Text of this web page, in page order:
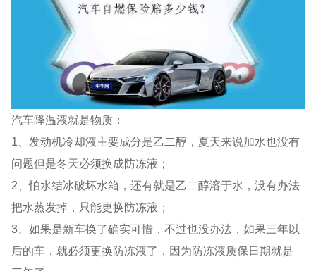
汽车降温液就是物质：
1、发动机冷却液主要成分是乙二醇，夏天来说加水也没有
问题但是冬天必须换成防冻液；
2、怕水结冰破坏水箱，还有就是乙二醇溶于水，没有办法
把水蒸发掉，只能更换防冻液；
3、如果是新车换了确实可惜，不过也没办法，如果三年以
后的车，就必须更换防冻液了，因为防冻液质保日期就是